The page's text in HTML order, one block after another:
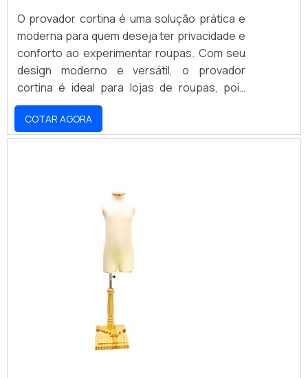
O provador cortina é uma solução prática e
moderna para quem deseja ter privacidade e
conforto ao experimentar roupas. Com seu
design moderno e versátil, o provador
cortina é ideal para lojas de roupas, pois
oferece aos clientes um ambiente seguro e
aconchegante para experimentar as peças.
Além disso, o provador cortina é fácil de
COTAR AGORA